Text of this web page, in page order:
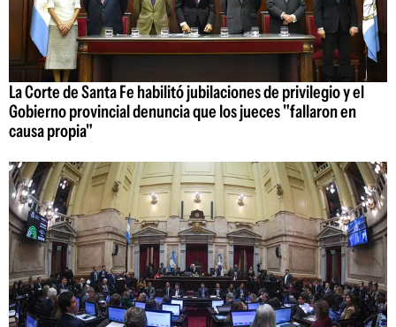
La Corte de Santa Fe habilitó jubilaciones de privilegio y el
Gobierno provincial denuncia que los jueces "fallaron en
causa propia"